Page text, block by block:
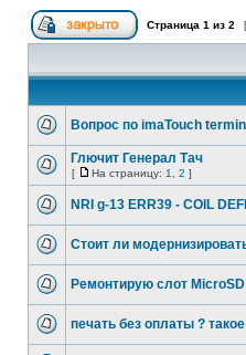
Страница 1 из 2
Вопрос по imaTouch
Глючит Генерал Тач
[ На страницу: 1 2 ]
NRI g-13 ERR39 - COIL
Стоит ли
Ремонтирую слот
печать без оплаты ?